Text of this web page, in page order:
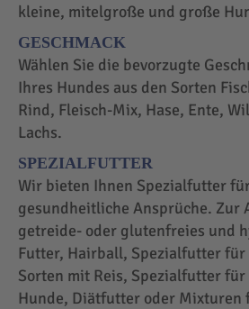
kleine, mitelgroße und große
GESCHMACK
Wählen Sie die bevorzugte
Ihres Hundes aus den Sorten
Rind, Fleisch-Mix, Hase, Ente,
Lachs.
SPEZIALFUTTER
Wir bieten Ihnen Spezialfutter
gesundheitliche Ansprüche. Zur
getreide- oder glutenfreies und
Futter, Hairball, Spezialfutter für
Sorten mit Reis, Spezialfutter
Hunde, Diätfutter oder Mixturen